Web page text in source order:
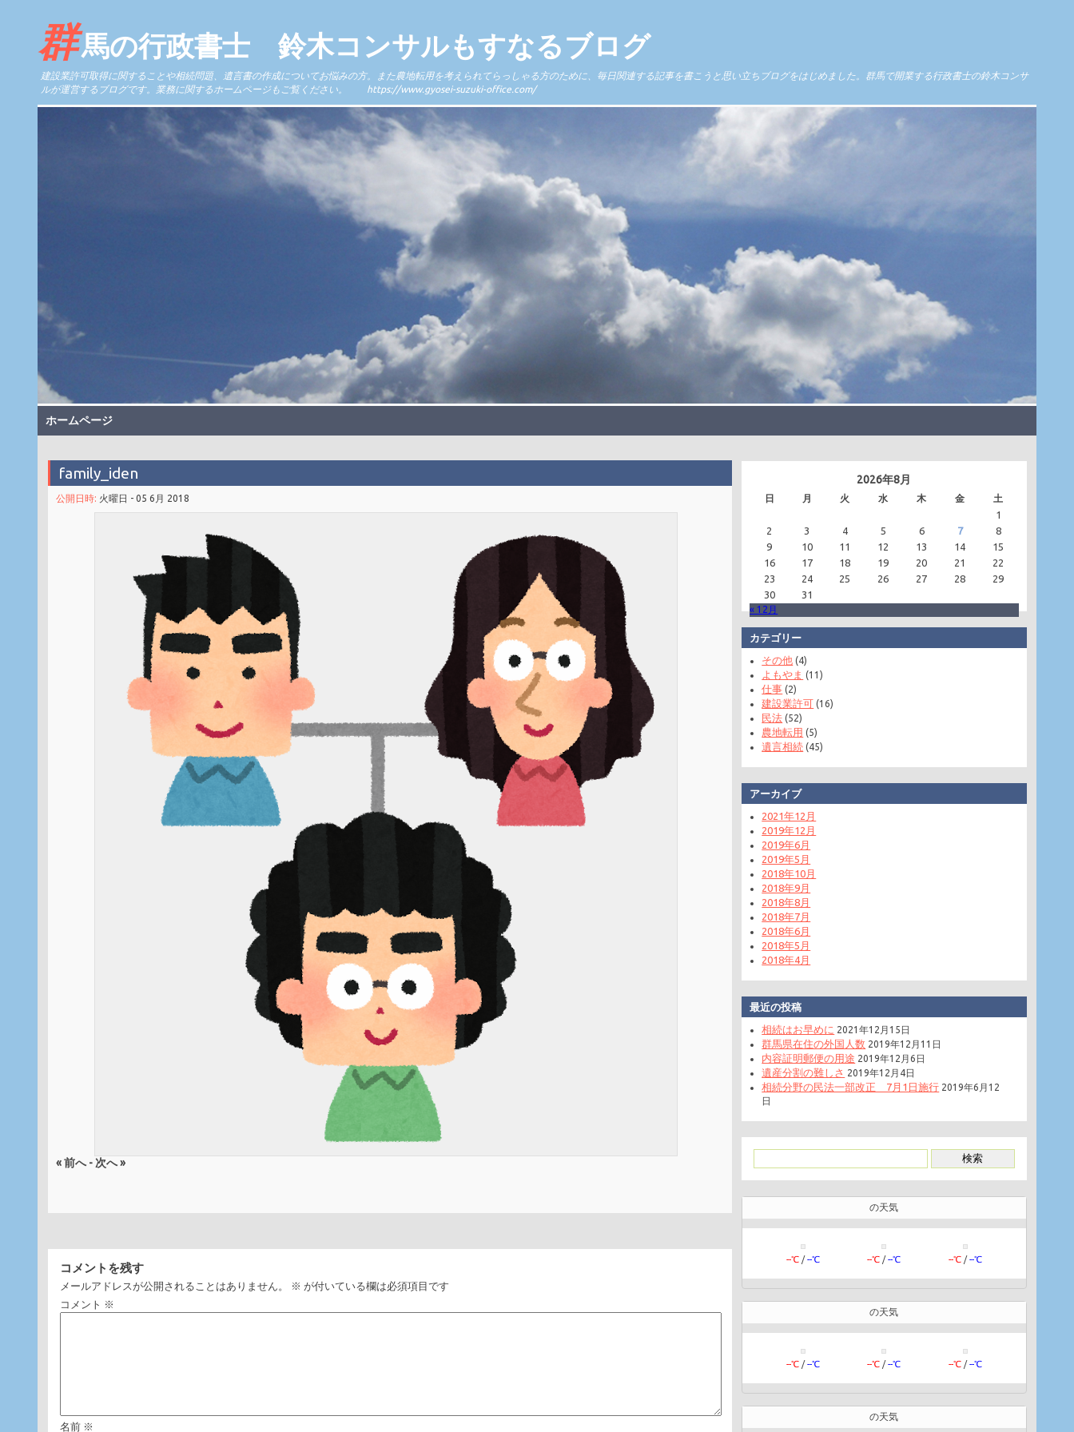
群馬の行政書士 鈴木コンサルもすなるブログ
建設業許可取得に関することや相続問題、遺言書の作成についてお悩みの方。また農地転用を考えられてらっしゃる方のために、毎日関連する記事を書こうと思い立ちブログをはじめました。群馬で開業する行政書士の鈴木コンサ
ルが運営するブログです。業務に関するホームページもご覧ください。 https://www.gyosei-suzuki-office.com/
ホームページ
family_iden
公開日時: 火曜日 - 05 6月 2018
« 前へ-次へ »
コメントを残す
メールアドレスが公開されることはありません。 ※ が付いている欄は必須項目です
コメント ※
名前 ※
2026年8月
日 月 火 水 木 金 土
1
2
3 4 5 6 7
8
9
10 11 12 13 14
15
16
17 18 19 20 21
22
23
24 25 26 27 28
29
30
31
« 12月
カテゴリー
その他 (4)
よもやま (11)
仕事 (2)
建設業許可 (16)
民法 (52)
農地転用 (5)
遺言相続 (45)
アーカイブ
2021年12月
2019年12月
2019年6月
2019年5月
2018年10月
2018年9月
2018年8月
2018年7月
2018年6月
2018年5月
2018年4月
最近の投稿
相続はお早めに 2021年12月15日
群馬県在住の外国人数 2019年12月11日
内容証明郵便の用途 2019年12月6日
遺産分割の難しさ 2019年12月4日
相続分野の民法一部改正 7月1日施行 2019年6月12
日
の天気
--℃/--℃ --℃ /--℃ --℃/--℃
の天気
--℃/--℃ --℃ /--℃ --℃/--℃
の天気